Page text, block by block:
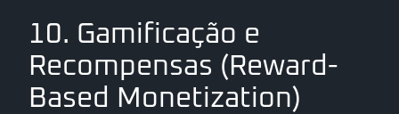
10. Gamificação e
Recompensas (Reward-
Based Monetization)